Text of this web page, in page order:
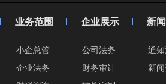
业务范围
小企总管
企业法务
企业展示
公司法务
财务审计
新
通
新